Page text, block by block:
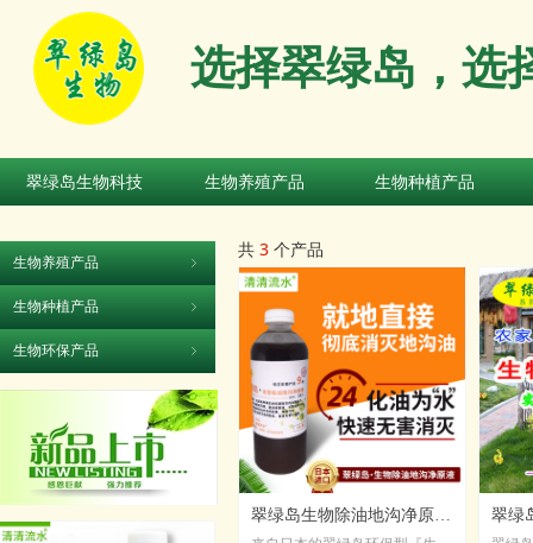
选择翠绿岛，选
翠绿岛生物科技 生物养殖产品 生物种植产品
ꁇ
生物养殖产品
ꁇ
生物种植产品
ꁇ
生物环保产品
共 3 个产品
翠绿岛生物除油地沟净原液
翠绿